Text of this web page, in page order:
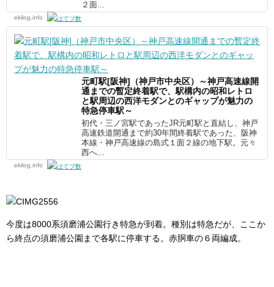
２面...
ekilog.info
元町駅[阪神]（神戸市中央区）～神戸高速線開
通までの暫定終着駅で、駅構内の昭和レトロ
と駅周辺の西洋モダンとのギャップが魅力の
特急停車駅～
初代・三ノ宮駅であったJR元町駅と直結し、神戸
高速鉄道開通まで約30年間終着駅であった、阪神
本線・神戸高速線の島式１面２線の地下駅。元々
西へ...
ekilog.info
今度は8000系須磨浦公園行き特急が到着。種別は特急だが、ここか
ら終点の須磨浦公園まで各駅に停車する。赤胴車の６両編成。